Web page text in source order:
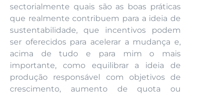
sectorialmente quais são as boas práticas
que realmente contribuem para a ideia de
sustentabilidade, que incentivos podem
ser oferecidos para acelerar a mudança e,
acima de tudo e para mim o mais
importante, como equilibrar a ideia de
produção responsável com objetivos de
crescimento, aumento de quota ou